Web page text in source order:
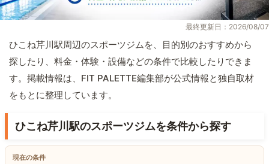
最終更新日：2026/08/07
ひこね芹川駅周辺のスポーツジムを、目的別のおすすめから
探したり、料金・体験・設備などの条件で比較したりできま
す。掲載情報は、FIT PALETTE編集部が公式情報と独自取材
をもとに整理しています。
ひこね芹川駅のスポーツジムを条件から探す
現在の条件